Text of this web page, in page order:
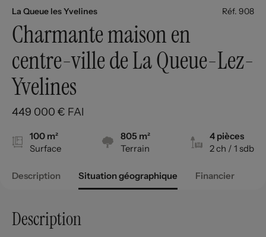
La Queue les Yvelines Réf. 908
Charmante maison en
centre-ville de La Queue-Lez-
Yvelines
449 000 € FAI
100 m²
Surface
805 m²
Terrain
4 pièces
2 ch / 1 sdb
Description Situation géographique Financier
Description